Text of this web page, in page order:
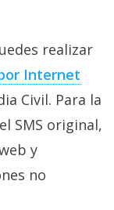
realizar
Internet‎
Civil. Para la
SMS original,
y
no